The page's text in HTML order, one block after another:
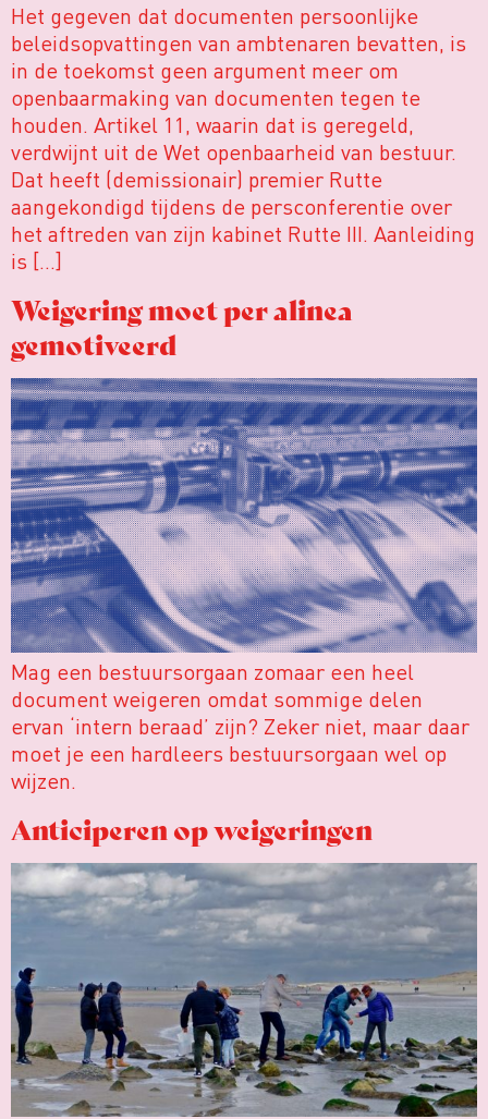
Het gegeven dat documenten persoonlijke
beleidsopvattingen van ambtenaren bevatten, is
in de toekomst geen argument meer om
openbaarmaking van documenten tegen te
houden. Artikel 11, waarin dat is geregeld,
verdwijnt uit de Wet openbaarheid van bestuur.
Dat heeft (demissionair) premier Rutte
aangekondigd tijdens de persconferentie over
het aftreden van zijn kabinet Rutte III. Aanleiding
is […]
Weigering moet per alinea
gemotiveerd
Mag een bestuursorgaan zomaar een heel
document weigeren omdat sommige delen
ervan ‘intern beraad’ zijn? Zeker niet, maar daar
moet je een hardleers bestuursorgaan wel op
wijzen.
Anticiperen op weigeringen